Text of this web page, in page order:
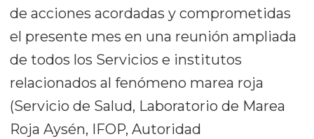
de acciones acordadas y comprometidas
el presente mes en una reunión ampliada
de todos los Servicios e institutos
relacionados al fenómeno marea roja
(Servicio de Salud, Laboratorio de Marea
Roja Aysén, IFOP, Autoridad